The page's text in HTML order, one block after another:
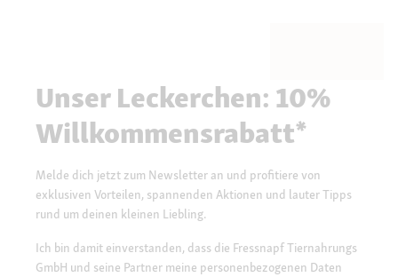
Unser Leckerchen: 10%
Willkommensrabatt*
Melde dich jetzt zum Newsletter an und profitiere von
exklusiven Vorteilen, spannenden Aktionen und lauter Tipps
rund um deinen kleinen Liebling.
Ich bin damit einverstanden, dass die Fressnapf Tiernahrungs
GmbH und seine Partner meine personenbezogenen Daten